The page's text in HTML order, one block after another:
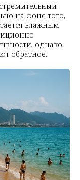
на фоне того,
влажным
однако
обратное.